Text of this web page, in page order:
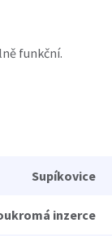
funkční.
Supíkovice
inzerce